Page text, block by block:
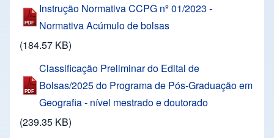
Instrução Normativa CCPG nº 01/2023 -
Normativa Acúmulo de bolsas
(184.57 KB)
Classificação Preliminar do Edital de
Bolsas/2025 do Programa de Pós-Graduação em
Geografia - nível mestrado e doutorado
(239.35 KB)